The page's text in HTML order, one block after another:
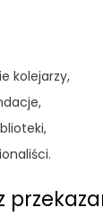
kolejarzy,